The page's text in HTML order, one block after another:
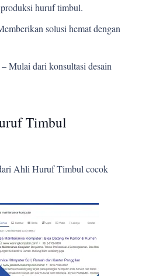
huruf timbul.
solusi hemat dengan
– Mulai dari konsultasi desain
Timbul
Ahli Huruf Timbul cocok